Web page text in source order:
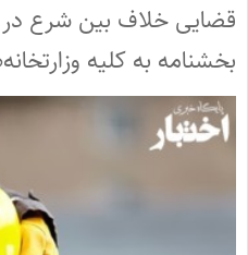
قضایی خلاف بین شرع در
بخشنامه به کلیه